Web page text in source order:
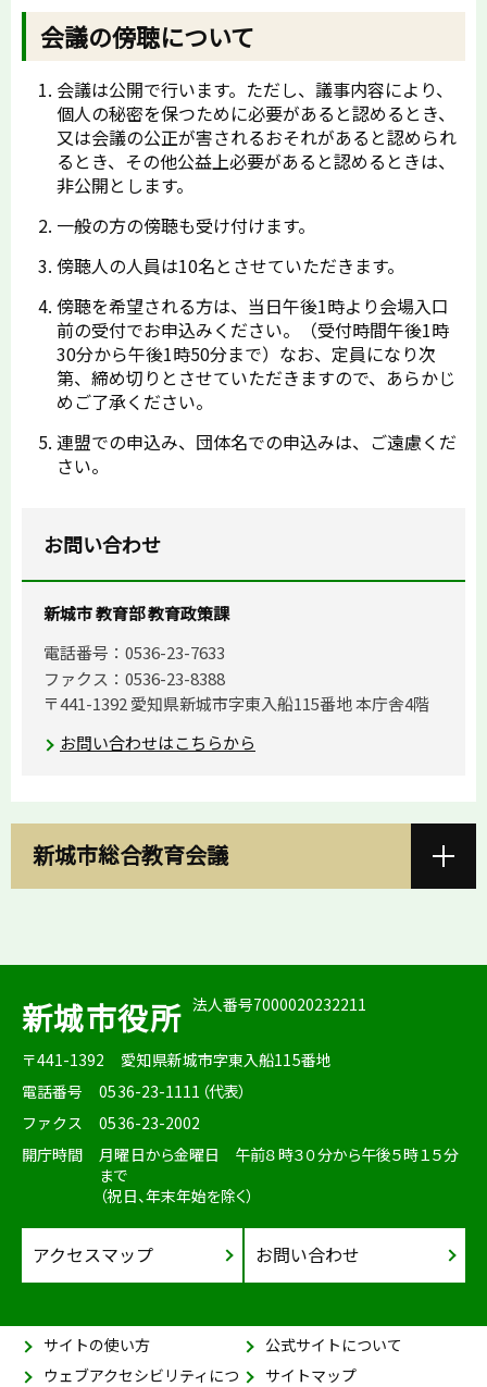
会議の傍聴について
会議は公開で行います。ただし、議事内容により、
個人の秘密を保つために必要があると認めるとき、
又は会議の公正が害されるおそれがあると認められ
るとき、その他公益上必要があると認めるときは、
非公開とします。
一般の方の傍聴も受け付けます。
傍聴人の人員は10名とさせていただきます。
傍聴を希望される方は、当日午後1時より会場入口
前の受付でお申込みください。（受付時間午後1時
30分から午後1時50分まで）なお、定員になり次
第、締め切りとさせていただきますので、あらかじ
めご了承ください。
連盟での申込み、団体名での申込みは、ご遠慮くだ
さい。
お問い合わせ
新城市 教育部 教育政策課
電話番号：0536-23-7633
ファクス：0536-23-8388
〒441-1392 愛知県新城市字東入船115番地 本庁舎4階
お問い合わせはこちらから
新城市総合教育会議
新城市役所 法人番号7000020232211
〒441-1392
愛知県新城市字東入船115番地
電話番号
0536-23-1111（代表）
ファクス
0536-23-2002
開庁時間
月曜日から金曜日 午前８時３０分から午後５時１５分
まで
（祝日、年末年始を除く）
アクセスマップ お問い合わせ
サイトの使い方
公式サイトについて
ウェブアクセシビリティにつ
サイトマップ